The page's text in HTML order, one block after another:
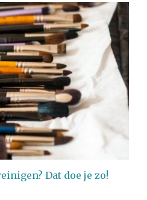
Dat doe je zo!